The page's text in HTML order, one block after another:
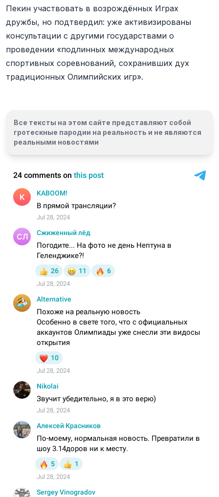
Пекин участвовать в возрождённых Играх
дружбы, но подтвердил: уже активизированы
консультации с другими государствами о
проведении «подлинных международных
спортивных соревнований, сохранивших дух
традиционных Олимпийских игр».
Все тексты на этом сайте представляют собой
гротескные пародии на реальность и не являются
реальными новостями